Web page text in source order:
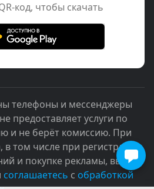
код, чтобы скачать
телефоны и мессенджеры
предоставляет услуги по
и не берёт комиссию. При
в том числе при регистрации,
и покупке рекламы, вы
соглашаетесь с обработкой